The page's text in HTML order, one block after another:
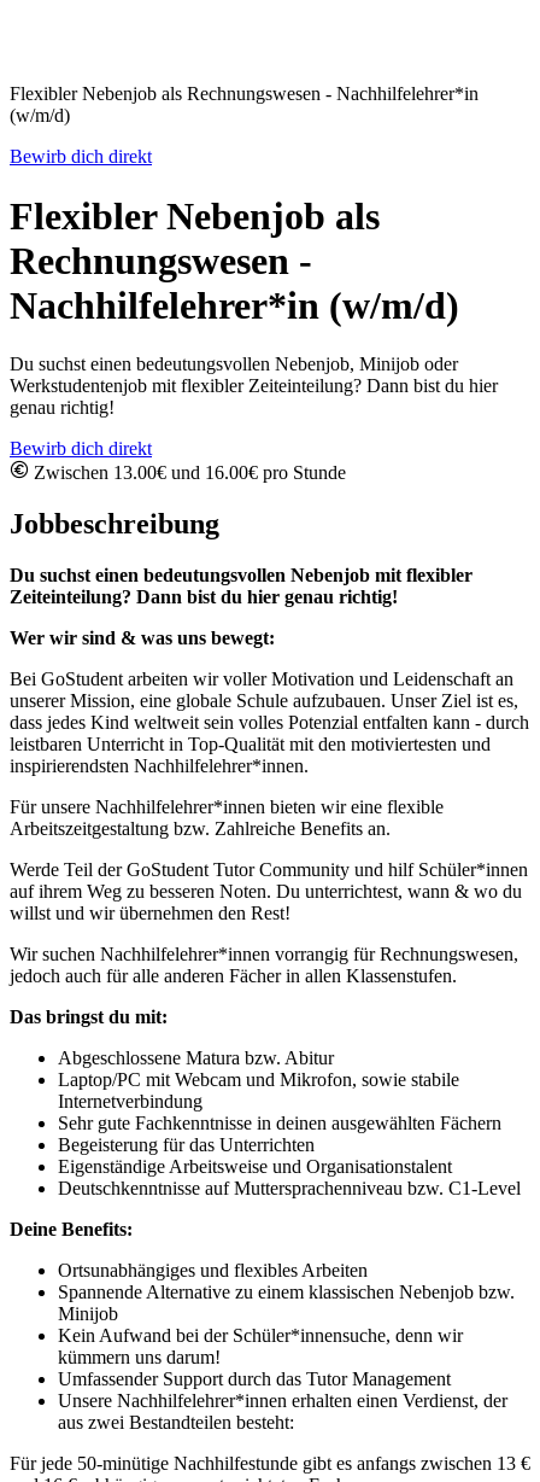
Flexibler Nebenjob als Rechnungswesen - Nachhilfelehrer*in
(w/m/d)
Bewirb dich direkt
Flexibler Nebenjob als
Rechnungswesen -
Nachhilfelehrer*in (w/m/d)
Du suchst einen bedeutungsvollen Nebenjob, Minijob oder
Werkstudentenjob mit flexibler Zeiteinteilung? Dann bist du hier
genau richtig!
Bewirb dich direkt
Zwischen 13.00€ und 16.00€ pro Stunde
Jobbeschreibung
Du suchst einen bedeutungsvollen Nebenjob mit flexibler
Zeiteinteilung? Dann bist du hier genau richtig!
Wer wir sind & was uns bewegt:
Bei GoStudent arbeiten wir voller Motivation und Leidenschaft an
unserer Mission, eine globale Schule aufzubauen. Unser Ziel ist es,
dass jedes Kind weltweit sein volles Potenzial entfalten kann - durch
leistbaren Unterricht in Top-Qualität mit den motiviertesten und
inspirierendsten Nachhilfelehrer*innen.
Für unsere Nachhilfelehrer*innen bieten wir eine flexible
Arbeitszeitgestaltung bzw. Zahlreiche Benefits an.
Werde Teil der GoStudent Tutor Community und hilf Schüler*innen
auf ihrem Weg zu besseren Noten. Du unterrichtest, wann & wo du
willst und wir übernehmen den Rest!
Wir suchen Nachhilfelehrer*innen vorrangig für Rechnungswesen,
jedoch auch für alle anderen Fächer in allen Klassenstufen.
Das bringst du mit:
Abgeschlossene Matura bzw. Abitur
Laptop/PC mit Webcam und Mikrofon, sowie stabile
Internetverbindung
Sehr gute Fachkenntnisse in deinen ausgewählten Fächern
Begeisterung für das Unterrichten
Eigenständige Arbeitsweise und Organisationstalent
Deutschkenntnisse auf Muttersprachenniveau bzw. C1-Level
Deine Benefits:
Ortsunabhängiges und flexibles Arbeiten
Spannende Alternative zu einem klassischen Nebenjob bzw.
Minijob
Kein Aufwand bei der Schüler*innensuche, denn wir
kümmern uns darum!
Umfassender Support durch das Tutor Management
Unsere Nachhilfelehrer*innen erhalten einen Verdienst, der
aus zwei Bestandteilen besteht:
Für jede 50-minütige Nachhilfestunde gibt es anfangs zwischen 13 €